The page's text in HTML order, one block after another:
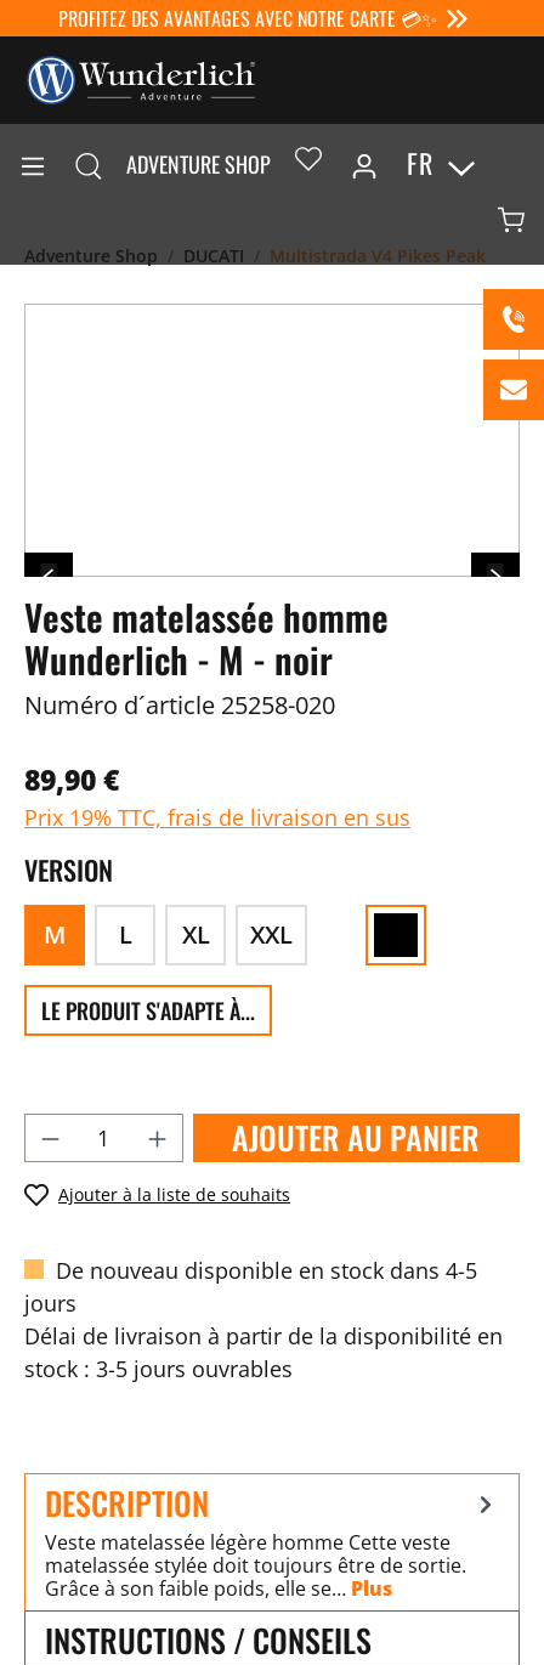
PROFITEZ DES AVANTAGES AVEC NOTRE CARTE 💳✨
ADVENTURE SHOP FR
Adventure Shop DUCATI Multistrada V4 Pikes Peak
Veste matelassée homme
Wunderlich - M - noir
Numéro d´article 25258-020
89,90 €
Prix 19% TTC, frais de livraison en sus
VERSION
M L XL XXL
LE PRODUIT S'ADAPTE À...
AJOUTER AU PANIER
Ajouter à la liste de souhaits
De nouveau disponible en stock dans 4-5
jours
Délai de livraison à partir de la disponibilité en
stock : 3-5 jours ouvrables
DESCRIPTION
Veste matelassée légère homme Cette veste
matelassée stylée doit toujours être de sortie.
Grâce à son faible poids, elle se… Plus
INSTRUCTIONS / CONSEILS